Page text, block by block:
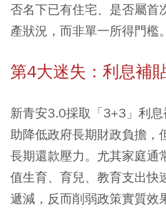
否名下已有住宅、是否屬首
產狀況，而非單一所得門檻。
第4大迷失：利息補
新青安3.0採取「3+3」利
助降低政府長期財政負擔，
長期還款壓力。尤其家庭通
值生育、育兒、教育支出快
遞減，反而削弱政策實質效